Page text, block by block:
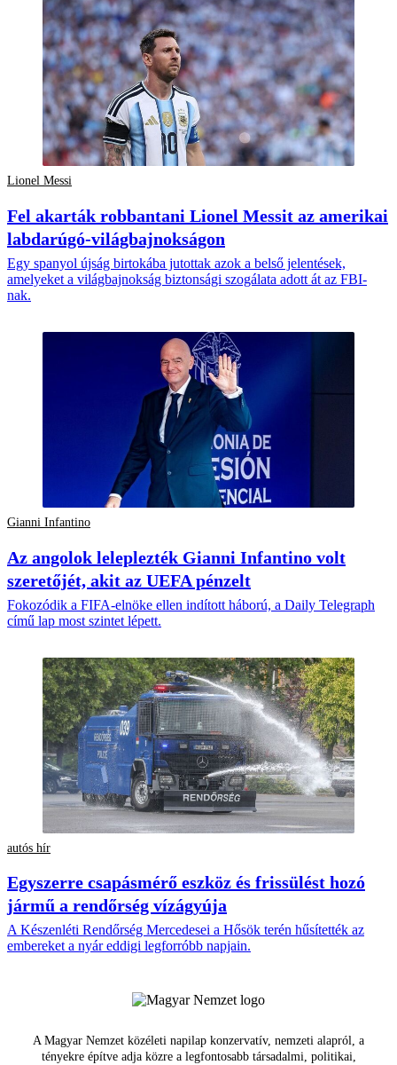
Lionel Messi
Fel akarták robbantani Lionel Messit az amerikai
labdarúgó-világbajnokságon
Egy spanyol újság birtokába jutottak azok a belső jelentések,
amelyeket a világbajnokság biztonsági szogálata adott át az FBI-
nak.
Gianni Infantino
Az angolok leleplezték Gianni Infantino volt
szeretőjét, akit az UEFA pénzelt
Fokozódik a FIFA-elnöke ellen indított háború, a Daily Telegraph
című lap most szintet lépett.
autós hír
Egyszerre csapásmérő eszköz és frissülést hozó
jármű a rendőrség vízágyúja
A Készenléti Rendőrség Mercedesei a Hősök terén hűsítették az
embereket a nyár eddigi legforróbb napjain.
A Magyar Nemzet közéleti napilap konzervatív, nemzeti alapról, a
tényekre építve adja közre a legfontosabb társadalmi, politikai,